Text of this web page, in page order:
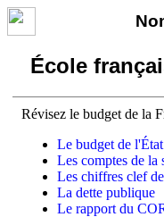
École
Révisez le budget de la
Le budget de l'État
Les comptes de la
Les chiffres clef
La dette publique
Le rapport du